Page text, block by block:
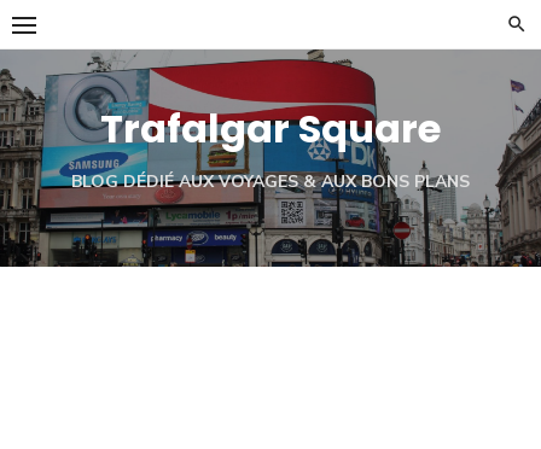
Skip
to
content
Trafalgar Square
BLOG DÉDIÉ AUX VOYAGES & AUX BONS PLANS